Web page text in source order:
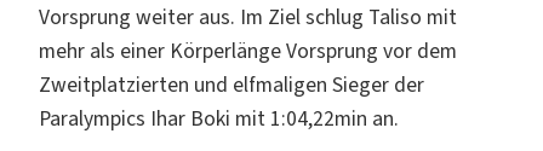
Vorsprung weiter aus. Im Ziel schlug Taliso mit
mehr als einer Körperlänge Vorsprung vor dem
Zweitplatzierten und elfmaligen Sieger der
Paralympics Ihar Boki mit 1:04,22min an.